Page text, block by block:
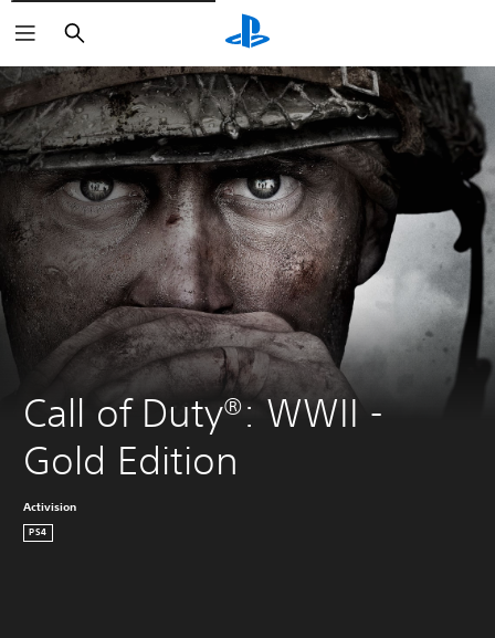
Buscar
Call of Duty®: WWII -
Gold Edition
Activision
PS4